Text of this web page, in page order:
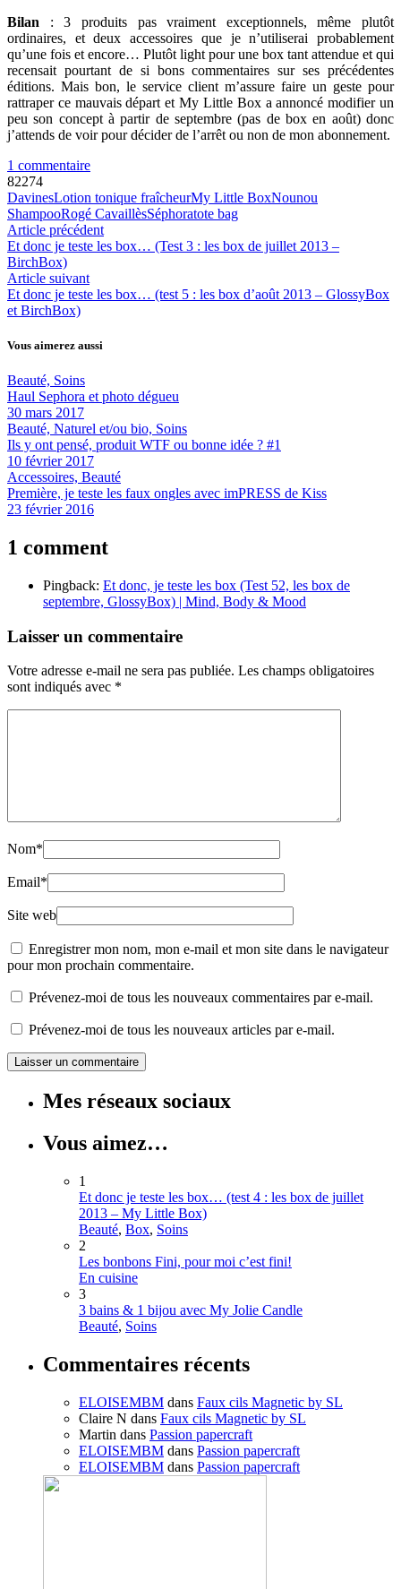
Bilan : 3 produits pas vraiment exceptionnels, même plutôt
ordinaires, et deux accessoires que je n’utiliserai probablement
qu’une fois et encore… Plutôt light pour une box tant attendue et qui
recensait pourtant de si bons commentaires sur ses précédentes
éditions. Mais bon, le service client m’assure faire un geste pour
rattraper ce mauvais départ et My Little Box a annoncé modifier un
peu son concept à partir de septembre (pas de box en août) donc
j’attends de voir pour décider de l’arrêt ou non de mon abonnement.
1 commentaire
82274
DavinesLotion tonique fraîcheurMy Little BoxNounou
ShampooRogé CavaillèsSéphoratote bag
Article précédent
Et donc je teste les box… (Test 3 : les box de juillet 2013 –
BirchBox)
Article suivant
Et donc je teste les box… (test 5 : les box d’août 2013 – GlossyBox
et BirchBox)
Vous aimerez aussi
Beauté, Soins
Haul Sephora et photo dégueu
30 mars 2017
Beauté, Naturel et/ou bio, Soins
Ils y ont pensé, produit WTF ou bonne idée ? #1
10 février 2017
Accessoires, Beauté
Première, je teste les faux ongles avec imPRESS de Kiss
23 février 2016
1 comment
Pingback: Et donc, je teste les box (Test 52, les box de
septembre, GlossyBox) | Mind, Body & Mood
Laisser un commentaire
Votre adresse e-mail ne sera pas publiée. Les champs obligatoires
sont indiqués avec *
Nom*
Email*
Site web
Enregistrer mon nom, mon e-mail et mon site dans le navigateur
pour mon prochain commentaire.
Prévenez-moi de tous les nouveaux commentaires par e-mail.
Prévenez-moi de tous les nouveaux articles par e-mail.
Mes réseaux sociaux
Vous aimez…
1
Et donc je teste les box… (test 4 : les box de juillet
2013 – My Little Box)
Beauté, Box, Soins
2
Les bonbons Fini, pour moi c’est fini!
En cuisine
3
3 bains & 1 bijou avec My Jolie Candle
Beauté, Soins
Commentaires récents
ELOISEMBM dans Faux cils Magnetic by SL
Claire N dans Faux cils Magnetic by SL
Martin dans Passion papercraft
ELOISEMBM dans Passion papercraft
ELOISEMBM dans Passion papercraft